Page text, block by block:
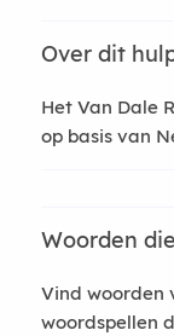
Over dit
Het Van Dale
op basis van
Woorden
Vind woorden
woordspellen